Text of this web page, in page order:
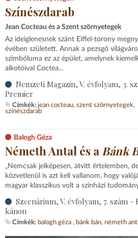
Színészdarab
Jean Cocteau és a Szent szörnyetegek
Az ideiglenesnek szánt Eiffel-torony
évében született. Annak a pezsgő
szimbóluma ez az épület, amelynek
alkotóival Coctea...
Nemzeti Magazin, V. évfolyam, 3.
Premier
Címkék: jean cocteau szent szörnyetegek
színészdarab
Balogh Géza
Németh Antal és a Bánk
„Nemcsak jelképesen, átvitt értelemben,
közvetlenül is azt kell vallanom, hogy
magyar klasszikus volt a színházi
Szcenárium, V. évfolyam, 7. szám -
kánon
Címkék: balogh géza bánk bán németh